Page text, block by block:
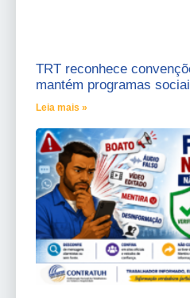
TRT reconhece
mantém programas
Leia mais »